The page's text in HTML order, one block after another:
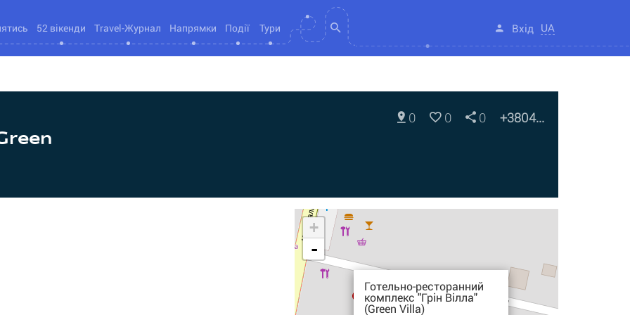
52 вікенди Travel-Журнал Напрямки Події Тури Вхід UA
0 0 0 +3804...
Готельно-ресторанний
комплекс "Грін Вілла"
(Green Villa)
+
-